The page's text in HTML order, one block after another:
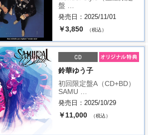
盤 …
発売日：2025/11/01
￥3,850 （税込）
鈴華ゆう子
初回限定盤A（CD+BD）
SAMU …
発売日：2025/10/29
￥11,000 （税込）